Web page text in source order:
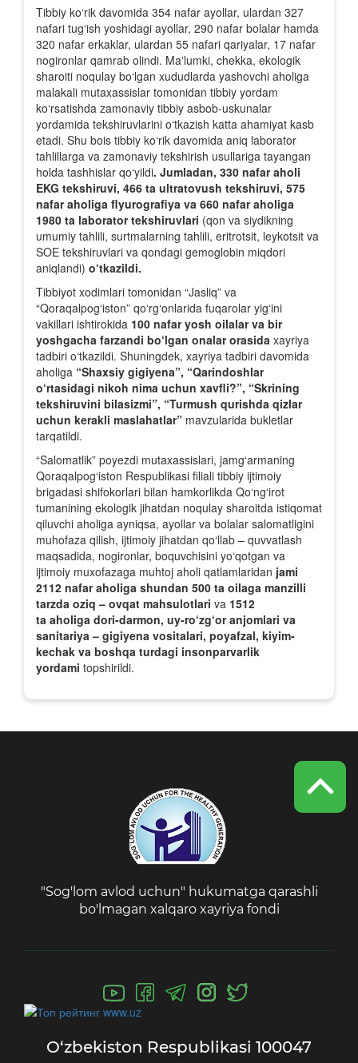
Tibbiy ko‘rik davomida 354 nafar ayollar, ulardan 327
nafari tug‘ish yoshidagi ayollar, 290 nafar bolalar hamda
320 nafar erkaklar, ulardan 55 nafari qariyalar, 17 nafar
nogironlar qamrab olindi. Maʼlumki, chekka, ekologik
sharoiti noqulay bo‘lgan xududlarda yashovchi aholiga
malakali mutaxassislar tomonidan tibbiy yordam
ko‘rsatishda zamonaviy tibbiy asbob-uskunalar
yordamida tekshiruvlarini o‘tkazish katta ahamiyat kasb
etadi. Shu bois tibbiy ko‘rik davomida aniq laborator
tahlillarga va zamonaviy tekshirish usullariga tayangan
holda tashhislar qo‘yildi. Jumladan, 330 nafar aholi
EKG tekshiruvi, 466 ta ultratovush tekshiruvi, 575
nafar aholiga flyurografiya va 660 nafar aholiga
1980 ta laborator tekshiruvlari (qon va siydikning
umumiy tahlili, surtmalarning tahlili, eritrotsit, leykotsit va
SOE tekshiruvlari va qondagi gemoglobin miqdori
aniqlandi) o‘tkazildi.
Tibbiyot xodimlari tomonidan “Jasliq” va
“Qoraqalpog‘iston” qo‘rg‘onlarida fuqarolar yig‘ini
vakillari ishtirokida 100 nafar yosh oilalar va bir
yoshgacha farzandi bo‘lgan onalar orasida xayriya
tadbiri o‘tkazildi. Shuningdek, xayriya tadbiri davomida
aholiga “Shaxsiy gigiyena”, “Qarindoshlar
o‘rtasidagi nikoh nima uchun xavfli?”, “Skrining
tekshiruvini bilasizmi”, “Turmush qurishda qizlar
uchun kerakli maslahatlar” mavzularida bukletlar
tarqatildi.
“Salomatlik” poyezdi mutaxassislari, jamg‘armaning
Qoraqalpog‘iston Respublikasi filiali tibbiy ijtimoiy
brigadasi shifokorlari bilan hamkorlikda Qo‘ng‘irot
tumanining ekologik jihatdan noqulay sharoitda istiqomat
qiluvchi aholiga ayniqsa, ayollar va bolalar salomatligini
muhofaza qilish, ijtimoiy jihatdan qo‘llab – quvvatlash
maqsadida, nogironlar, boquvchisini yo‘qotgan va
ijtimoiy muxofazaga muhtoj aholi qatlamlaridan jami
2112 nafar aholiga shundan 500 ta oilaga manzilli
tarzda oziq – ovqat mahsulotlari va 1512
ta aholiga dori-darmon, uy-ro‘zg‘or anjomlari va
sanitariya – gigiyena vositalari, poyafzal, kiyim-
kechak va boshqa turdagi insonparvarlik
yordami topshirildi.
"Sog'lom avlod uchun" hukumatga qarashli
bo'lmagan xalqaro xayriya fondi
O‘zbekiston Respublikasi 100047